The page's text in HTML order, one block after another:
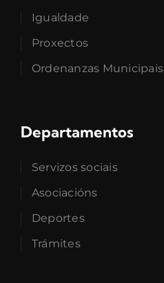
Igualdade
Proxectos
Ordenanzas Municipais
Departamentos
Servizos sociais
Asociacións
Deportes
Trámites